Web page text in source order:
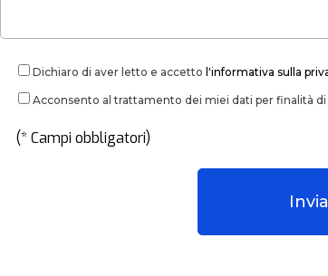
Dichiaro di aver letto e accetto l'informativa sulla
Acconsento al trattamento dei miei dati per finalità
(* Campi obbligatori)